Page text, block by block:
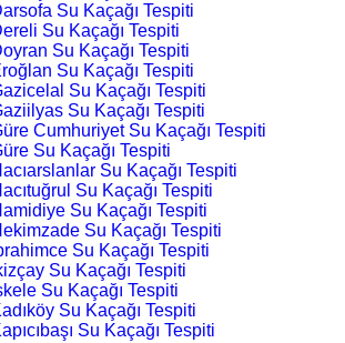
Su Kaçağı Tespiti
Su Kaçağı Tespiti
Su Kaçağı Tespiti
Su Kaçağı Tespiti
Su Kaçağı Tespiti
Su Kaçağı Tespiti
Cumhuriyet Su Kaçağı Tespiti
Su Kaçağı Tespiti
Su Kaçağı Tespiti
Su Kaçağı Tespiti
Su Kaçağı Tespiti
Su Kaçağı Tespiti
Su Kaçağı Tespiti
Su Kaçağı Tespiti
Su Kaçağı Tespiti
Su Kaçağı Tespiti
Su Kaçağı Tespiti